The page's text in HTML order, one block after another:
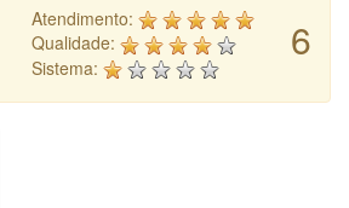
6
Atendimento:
Qualidade:
Sistema: